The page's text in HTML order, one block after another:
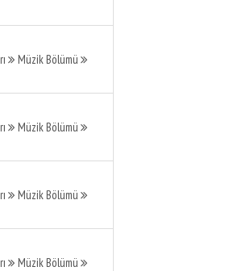
Müzik Bölümü
Müzik Bölümü
Müzik Bölümü
Müzik Bölümü